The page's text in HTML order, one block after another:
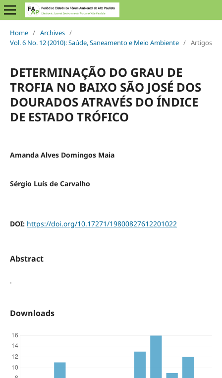
Home / Archives /
Vol. 6 No. 12 (2010): Saúde, Saneamento e Meio Ambiente / Artigos
DETERMINAÇÃO DO GRAU DE
TROFIA NO BAIXO SÃO JOSÉ DOS
DOURADOS ATRAVÉS DO ÍNDICE
DE ESTADO TRÓFICO
Amanda Alves Domingos Maia
Sérgio Luís de Carvalho
DOI: https://doi.org/10.17271/19800827612201022
Abstract
.
Downloads